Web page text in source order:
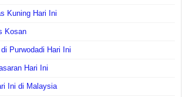
Kuning Hari Ini
Kosan
Purwodadi Hari Ini
Hari Ini
Ini di Malaysia